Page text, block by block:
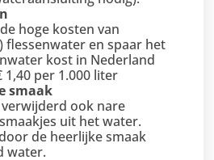
hoge kosten van
flessenwater en spaar het
kost in Nederland
1,40 per 1.000 liter
smaak
ook nare
uit het water.
de heerlijke smaak
water.